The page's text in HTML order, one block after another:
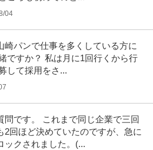
ランス 年間休日120日以上
サルティング＞コンサルティング ※会員属
きを見る
提供：ビズリーチ
み／外国人人材紹介の法人営業／
会社
】外国人人材紹介の法人営業｜マネジメ
を見る
04
崎パンで仕事を多くしている方に
ですか？ 私は月に1回行くから行
して採用をさ...
問です。 これまで同じ企業で三回
2回ほど決めていたのですが、急に
ックされました。(...